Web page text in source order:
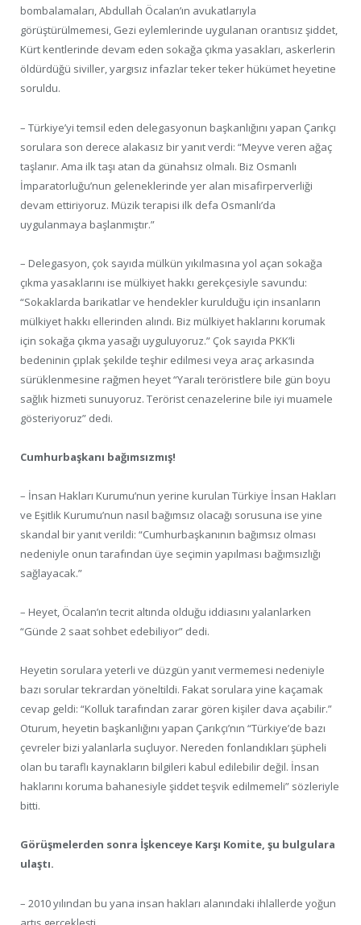
bombalamaları, Abdullah Öcalan’ın avukatlarıyla
görüştürülmemesi, Gezi eylemlerinde uygulanan orantısız şiddet,
Kürt kentlerinde devam eden sokağa çıkma yasakları, askerlerin
öldürdüğü siviller, yargısız infazlar teker teker hükümet heyetine
soruldu.
– Türkiye’yi temsil eden delegasyonun başkanlığını yapan Çarıkçı
sorulara son derece alakasız bir yanıt verdi: “Meyve veren ağaç
taşlanır. Ama ilk taşı atan da günahsız olmalı. Biz Osmanlı
İmparatorluğu’nun geleneklerinde yer alan misafirperverliği
devam ettiriyoruz. Müzik terapisi ilk defa Osmanlı’da
uygulanmaya başlanmıştır.”
– Delegasyon, çok sayıda mülkün yıkılmasına yol açan sokağa
çıkma yasaklarını ise mülkiyet hakkı gerekçesiyle savundu:
“Sokaklarda barikatlar ve hendekler kurulduğu için insanların
mülkiyet hakkı ellerinden alındı. Biz mülkiyet haklarını korumak
için sokağa çıkma yasağı uyguluyoruz.” Çok sayıda PKK’li
bedeninin çıplak şekilde teşhir edilmesi veya araç arkasında
sürüklenmesine rağmen heyet “Yaralı teröristlere bile gün boyu
sağlık hizmeti sunuyoruz. Terörist cenazelerine bile iyi muamele
gösteriyoruz” dedi.
Cumhurbaşkanı bağımsızmış!
– İnsan Hakları Kurumu’nun yerine kurulan Türkiye İnsan Hakları
ve Eşitlik Kurumu’nun nasıl bağımsız olacağı sorusuna ise yine
skandal bir yanıt verildi: “Cumhurbaşkanının bağımsız olması
nedeniyle onun tarafından üye seçimin yapılması bağımsızlığı
sağlayacak.”
– Heyet, Öcalan’ın tecrit altında olduğu iddiasını yalanlarken
“Günde 2 saat sohbet edebiliyor” dedi.
Heyetin sorulara yeterli ve düzgün yanıt vermemesi nedeniyle
bazı sorular tekrardan yöneltildi. Fakat sorulara yine kaçamak
cevap geldi: “Kolluk tarafından zarar gören kişiler dava açabilir.”
Oturum, heyetin başkanlığını yapan Çarıkçı’nın “Türkiye’de bazı
çevreler bizi yalanlarla suçluyor. Nereden fonlandıkları şüpheli
olan bu taraflı kaynakların bilgileri kabul edilebilir değil. İnsan
haklarını koruma bahanesiyle şiddet teşvik edilmemeli” sözleriyle
bitti.
Görüşmelerden sonra İşkenceye Karşı Komite, şu bulgulara
ulaştı.
– 2010 yılından bu yana insan hakları alanındaki ihlallerde yoğun